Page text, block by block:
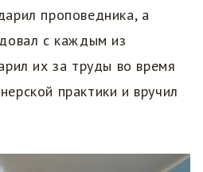
проповедника, а
с каждым из
их за труды во время
практики и вручил